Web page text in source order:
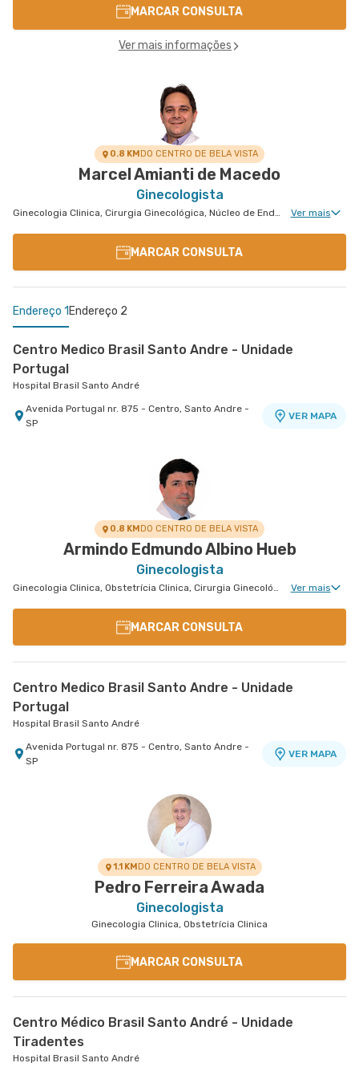
MARCAR CONSULTA
Ver mais informações
0.8 KMDO CENTRO DE BELA VISTA
Marcel Amianti de Macedo
Ginecologista
Ginecologia Clinica, Cirurgia Ginecológica, Núcleo de Endometriose, Cirurgia Oncológica Ginecológica, Cirurgia Robótica Ginecológica, Ginecologia Oncológica, Miomatose Uterina(Miomas), Ginecologia Videohisteroscopia Ver mais
MARCAR CONSULTA
Endereço 1 Endereço 2
Centro Medico Brasil Santo Andre - Unidade
Portugal
Hospital Brasil Santo André
Avenida Portugal nr. 875 - Centro, Santo Andre -
SP
VER MAPA
Avenida Alfredo Maluf nr. 451 - Jardim Santo
0.8 KMDO CENTRO DE BELA VISTA
Armindo Edmundo Albino Hueb
Ginecologista
Ginecologia Clinica, Obstetrícia Clinica, Cirurgia Ginecológica, Gravidez de Alto Risco, Ginecologia Videohisteroscopia Ver mais
MARCAR CONSULTA
Centro Medico Brasil Santo Andre - Unidade
Portugal
Hospital Brasil Santo André
Avenida Portugal nr. 875 - Centro, Santo Andre -
SP
VER MAPA
1.1 KMDO CENTRO DE BELA VISTA
Pedro Ferreira Awada
Ginecologista
Ginecologia Clinica, Obstetrícia Clinica
MARCAR CONSULTA
Centro Médico Brasil Santo André - Unidade
Tiradentes
Hospital Brasil Santo André